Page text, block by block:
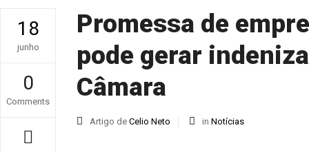
18
junho
0
Comments
Promessa de
pode gerar
Câmara
Artigo de Celio Neto in Notícias